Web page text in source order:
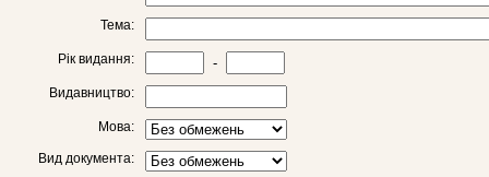
Тема:
Рік видання: -
Видавництво:
Мова:
Вид документа: